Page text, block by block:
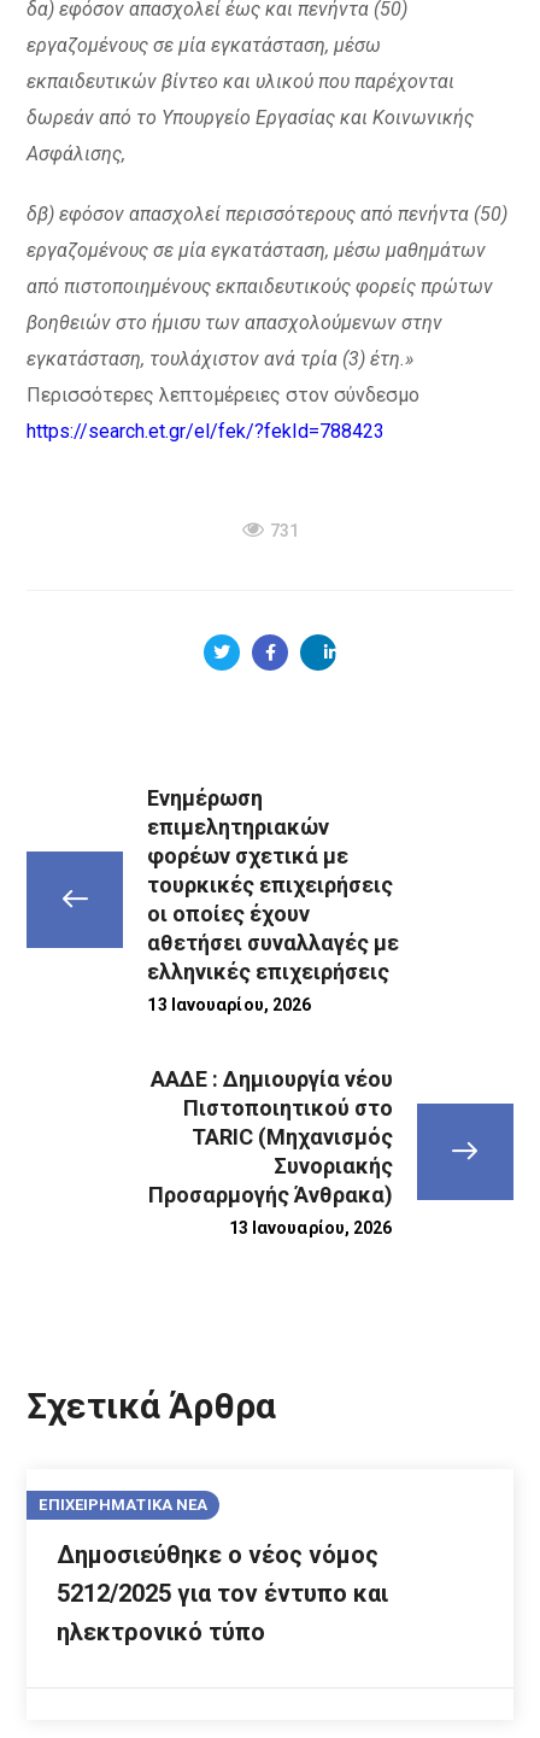
δα) εφόσον απασχολεί έως και πενήντα (50)
εργαζομένους σε μία εγκατάσταση, μέσω
εκπαιδευτικών βίντεο και υλικού που παρέχονται
δωρεάν από το Υπουργείο Εργασίας και Κοινωνικής
Ασφάλισης,
δβ) εφόσον απασχολεί περισσότερους από πενήντα (50)
εργαζομένους σε μία εγκατάσταση, μέσω μαθημάτων
από πιστοποιημένους εκπαιδευτικούς φορείς πρώτων
βοηθειών στο ήμισυ των απασχολούμενων στην
εγκατάσταση, τουλάχιστον ανά τρία (3) έτη.»
Περισσότερες λεπτομέρειες στον σύνδεσμο
https://search.et.gr/el/fek/?fekId=788423
731
Ενημέρωση
επιμελητηριακών
φορέων σχετικά με
τουρκικές επιχειρήσεις
οι οποίες έχουν
αθετήσει συναλλαγές με
ελληνικές επιχειρήσεις
13 Ιανουαρίου, 2026
ΑΑΔΕ : Δημιουργία νέου
Πιστοποιητικού στο
TARIC (Μηχανισμός
Συνοριακής
Προσαρμογής Άνθρακα)
13 Ιανουαρίου, 2026
Σχετικά Άρθρα
ΕΠΙΧΕΙΡΗΜΑΤΙΚΑ ΝΕΑ
Δημοσιεύθηκε ο νέος νόμος
5212/2025 για τον έντυπο και
ηλεκτρονικό τύπο